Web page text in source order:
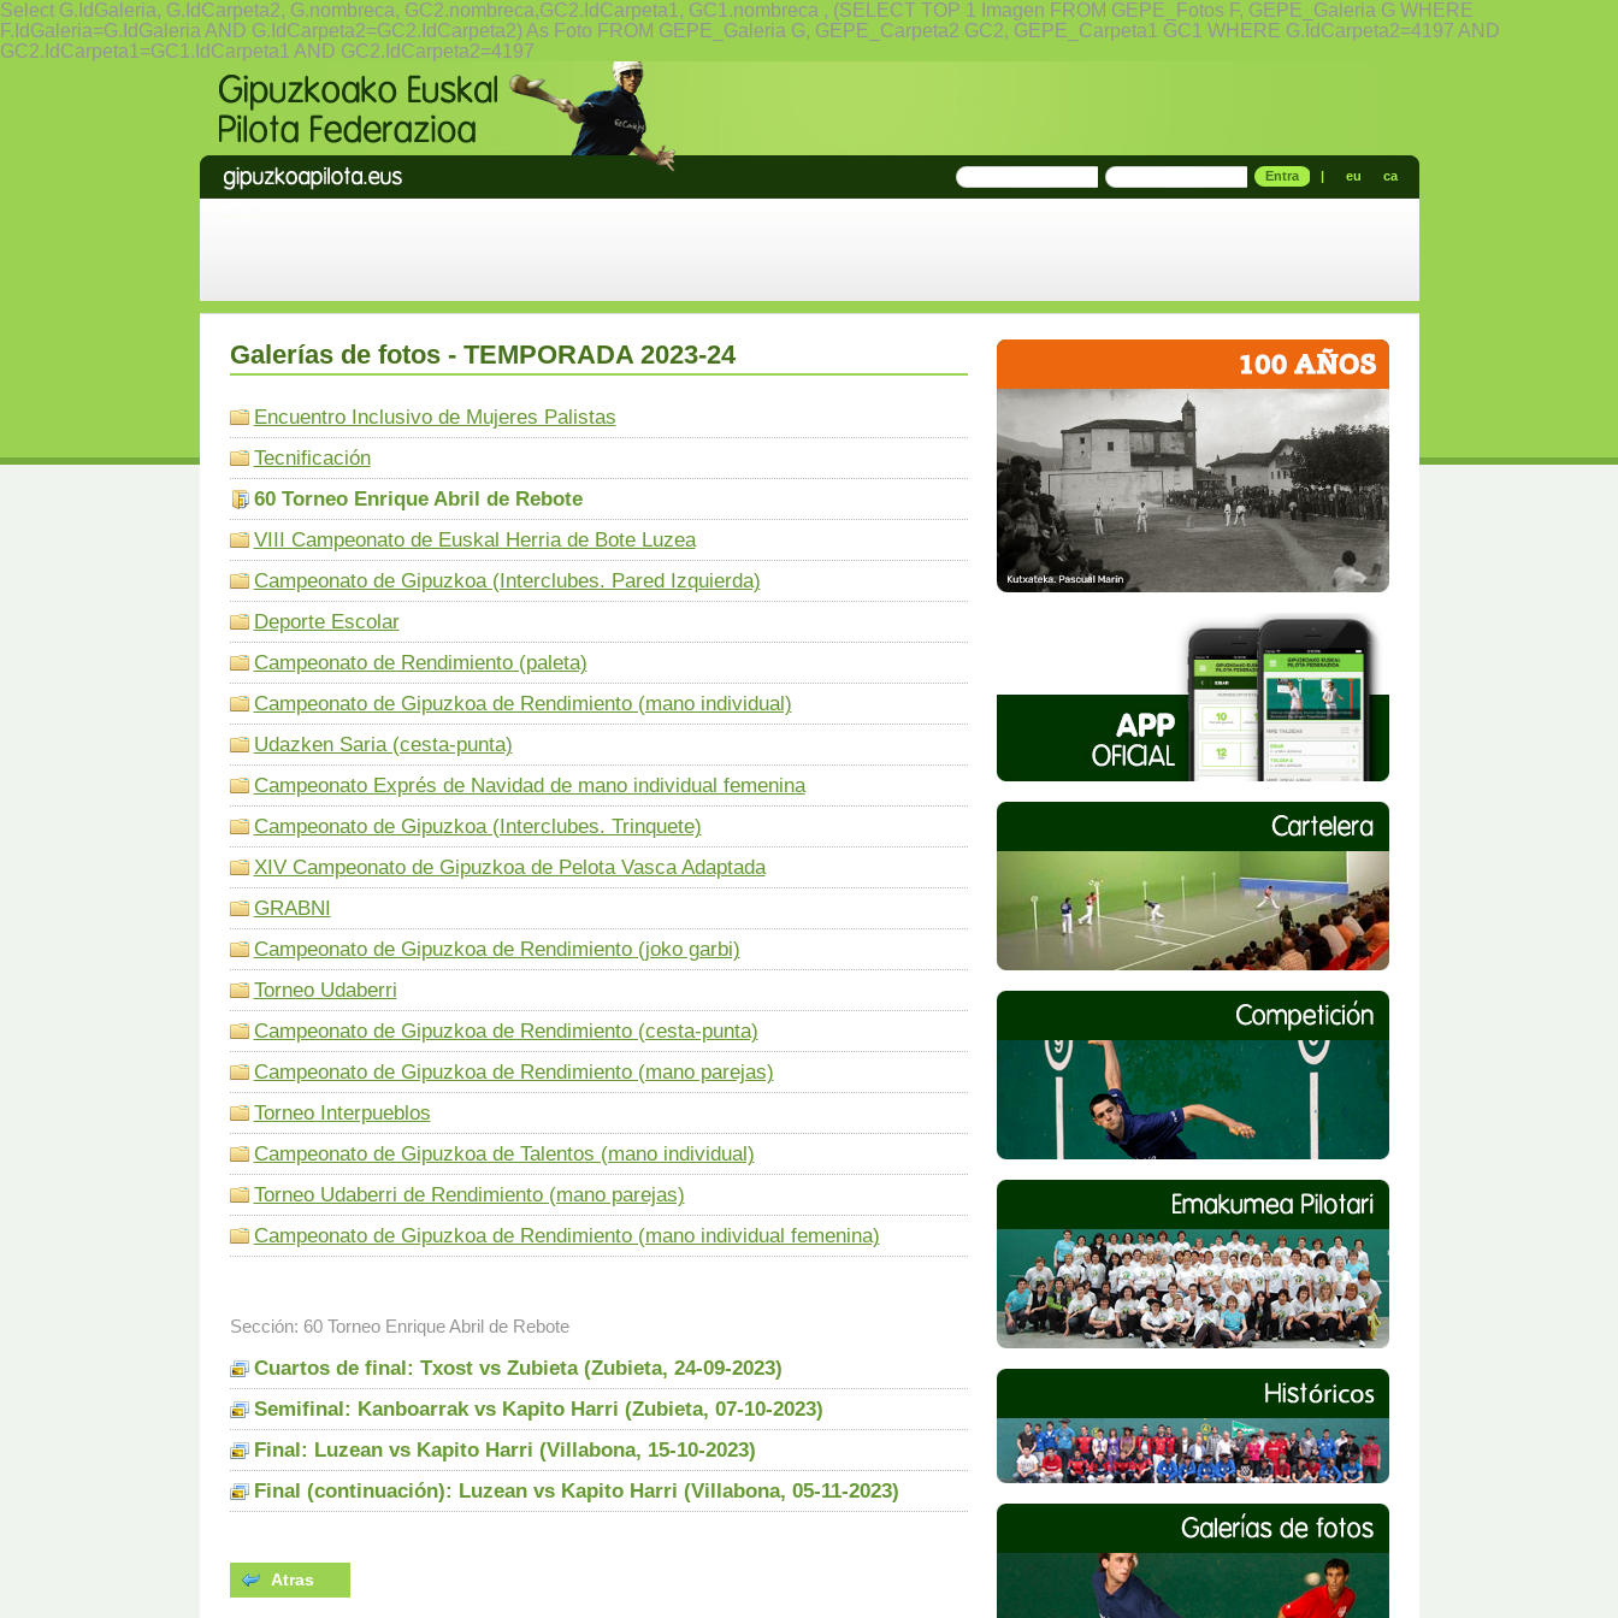
Select G.IdGaleria, G.IdCarpeta2, G.nombreca, GC2.nombreca,GC2.IdCarpeta1, GC1.nombreca , (SELECT TOP 1 Imagen FROM GEPE_Fotos F, GEPE_Galeria G WHERE
F.IdGaleria=G.IdGaleria AND G.IdCarpeta2=GC2.IdCarpeta2) As Foto FROM GEPE_Galeria G, GEPE_Carpeta2 GC2, GEPE_Carpeta1 GC1 WHERE G.IdCarpeta2=4197 AND
GC2.IdCarpeta1=GC1.IdCarpeta1 AND GC2.IdCarpeta2=4197
Entra | eu ca
Galerías de fotos - TEMPORADA 2023-24
Encuentro Inclusivo de Mujeres Palistas
Tecnificación
60 Torneo Enrique Abril de Rebote
VIII Campeonato de Euskal Herria de Bote Luzea
Campeonato de Gipuzkoa (Interclubes. Pared Izquierda)
Deporte Escolar
Campeonato de Rendimiento (paleta)
Campeonato de Gipuzkoa de Rendimiento (mano individual)
Udazken Saria (cesta-punta)
Campeonato Exprés de Navidad de mano individual femenina
Campeonato de Gipuzkoa (Interclubes. Trinquete)
XIV Campeonato de Gipuzkoa de Pelota Vasca Adaptada
GRABNI
Campeonato de Gipuzkoa de Rendimiento (joko garbi)
Torneo Udaberri
Campeonato de Gipuzkoa de Rendimiento (cesta-punta)
Campeonato de Gipuzkoa de Rendimiento (mano parejas)
Torneo Interpueblos
Campeonato de Gipuzkoa de Talentos (mano individual)
Torneo Udaberri de Rendimiento (mano parejas)
Campeonato de Gipuzkoa de Rendimiento (mano individual femenina)
Sección: 60 Torneo Enrique Abril de Rebote
Cuartos de final: Txost vs Zubieta (Zubieta, 24-09-2023)
Semifinal: Kanboarrak vs Kapito Harri (Zubieta, 07-10-2023)
Final: Luzean vs Kapito Harri (Villabona, 15-10-2023)
Final (continuación): Luzean vs Kapito Harri (Villabona, 05-11-2023)
Atras